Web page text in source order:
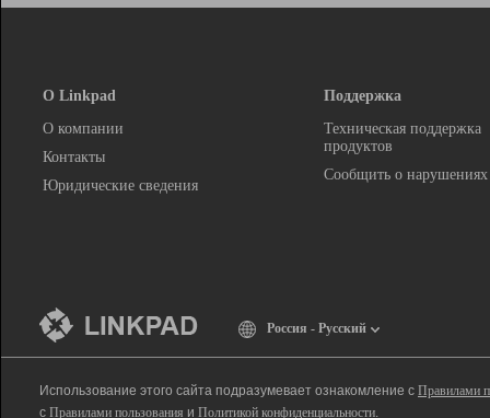
О Linkpad
О компании
Контакты
Юридические сведения
Поддержка
Техническая поддержка
продуктов
Сообщить о нарушениях
Россия - Русский
Использование этого сайта подразумевает ознакомление с Правилами
с Правилами пользования и Политикой конфиденциальности.